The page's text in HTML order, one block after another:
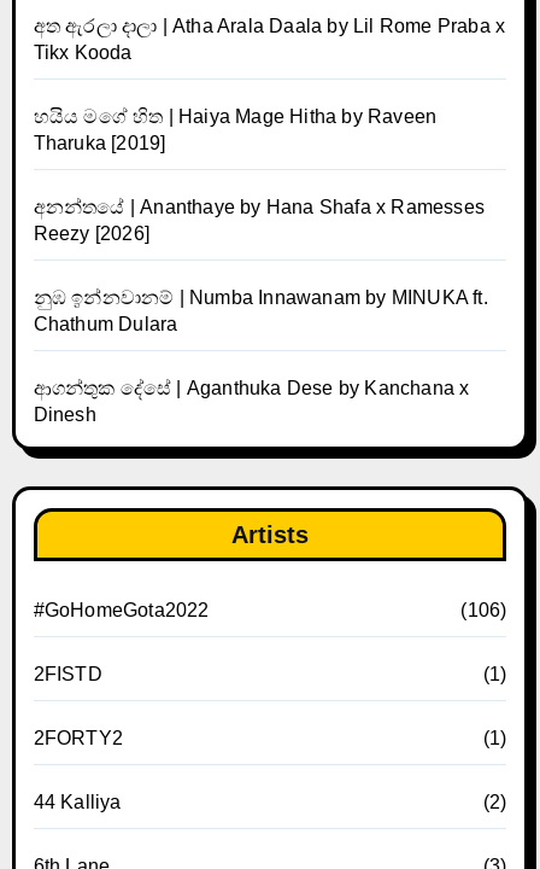
අත ඇරලා දාලා | Atha Arala Daala by Lil Rome Praba x
Tikx Kooda
හයිය මගේ හිත | Haiya Mage Hitha by Raveen
Tharuka [2019]
අනන්තයේ | Ananthaye by Hana Shafa x Ramesses
Reezy [2026]
නුඹ ඉන්නවානම් | Numba Innawanam by MINUKA ft.
Chathum Dulara
ආගන්තුක දේසේ | Aganthuka Dese by Kanchana x
Dinesh
Artists
#GoHomeGota2022 (106)
2FISTD (1)
2FORTY2 (1)
44 Kalliya (2)